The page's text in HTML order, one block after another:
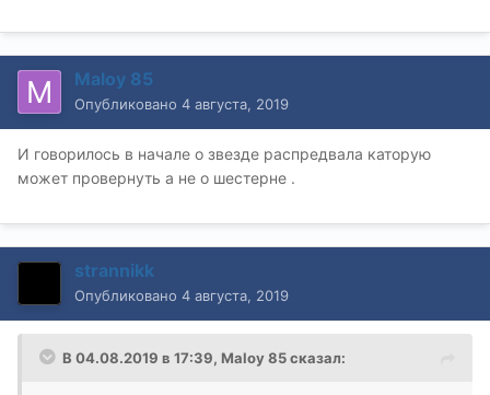
Maloy 85
Опубликовано 4 августа, 2019
И говорилось в начале о звезде распредвала каторую
может провернуть а не о шестерне .
strannikk
Опубликовано 4 августа, 2019
В 04.08.2019 в 17:39, Maloy 85сказал: